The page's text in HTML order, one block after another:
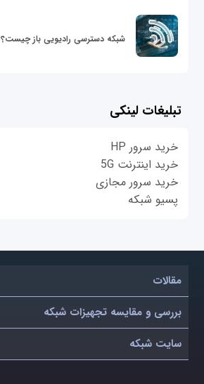
شبکه دسترسی رادیویی باز چیست؟
تبلیغات لینکی
خرید سرور HP
خرید اینترنت 5G
خرید سرور مجازی
پسیو شبکه
مقالات
بررسی و مقایسه تجهیزات شبکه
سایت شبکه